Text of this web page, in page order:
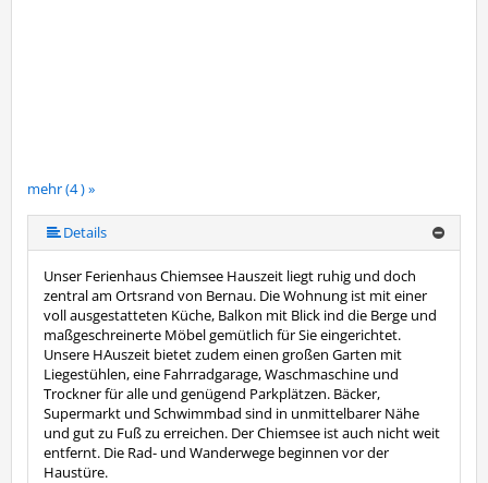
mehr (4 ) »
Details
Unser Ferienhaus Chiemsee Hauszeit liegt ruhig und doch
zentral am Ortsrand von Bernau. Die Wohnung ist mit einer
voll ausgestatteten Küche, Balkon mit Blick ind die Berge und
maßgeschreinerte Möbel gemütlich für Sie eingerichtet.
Unsere HAuszeit bietet zudem einen großen Garten mit
Liegestühlen, eine Fahrradgarage, Waschmaschine und
Trockner für alle und genügend Parkplätzen. Bäcker,
Supermarkt und Schwimmbad sind in unmittelbarer Nähe
und gut zu Fuß zu erreichen. Der Chiemsee ist auch nicht weit
entfernt. Die Rad- und Wanderwege beginnen vor der
Haustüre.